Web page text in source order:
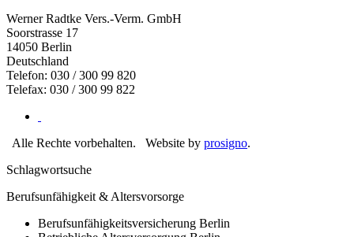
Werner Radtke Vers.-Verm. GmbH
Soorstrasse 17
14050 Berlin
Deutschland
Telefon: 030 / 300 99 820
Telefax: 030 / 300 99 822
Alle Rechte vorbehalten. Website by prosigno.
Schlagwortsuche
Berufsunfähigkeit & Altersvorsorge
Berufsunfähigkeitsversicherung Berlin